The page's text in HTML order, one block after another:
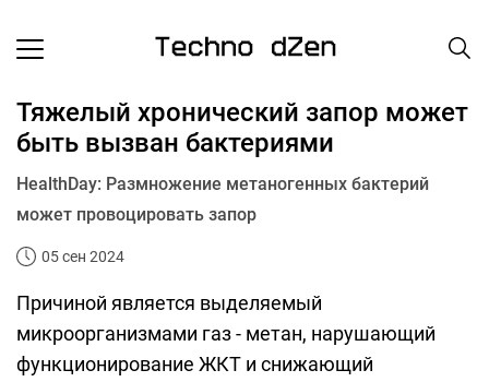
Тяжелый хронический запор может
быть вызван бактериями
HealthDay: Размножение метаногенных бактерий
может провоцировать запор
05 сен 2024
Причиной является выделяемый
микроорганизмами газ - метан, нарушающий
функционирование ЖКТ и снижающий